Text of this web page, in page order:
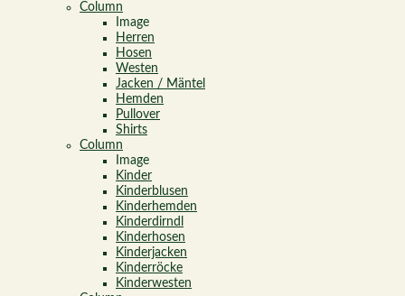
Column
Image
Herren
Hosen
Westen
Jacken / Mäntel
Hemden
Pullover
Shirts
Column
Image
Kinder
Kinderblusen
Kinderhemden
Kinderdirndl
Kinderhosen
Kinderjacken
Kinderröcke
Kinderwesten